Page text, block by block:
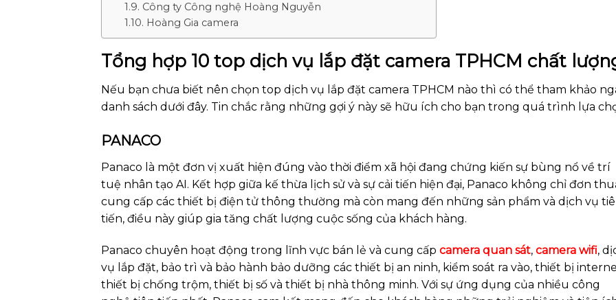
Công ty Công nghệ Hoàng Nguyễn
Hoàng Gia camera
Tổng hợp 10 top dịch vụ lắp đặt camera TPHCM chất
Nếu bạn chưa biết nên chọn top dịch vụ lắp đặt camera TPHCM nào thì có thể tham khảo
danh sách dưới đây. Tin chắc rằng những gợi ý này sẽ hữu ích cho bạn trong quá trình lựa
PANACO
Panaco là một đơn vị xuất hiện đúng vào thời điểm xã hội đang chứng kiến sự bùng nổ về trí
tuệ nhân tạo AI. Kết hợp giữa kế thừa lịch sử và sự cải tiến hiện đại, Panaco không chỉ đơn
cung cấp các thiết bị điện tử thông thường mà còn mang đến những sản phẩm và dịch vụ
tiến, điều này giúp gia tăng chất lượng cuộc sống của khách hàng.
Panaco chuyên hoạt động trong lĩnh vực bán lẻ và cung cấp camera quan sát, camera wifi,
vụ lắp đặt, bảo trì và bảo hành bảo dưỡng các thiết bị an ninh, kiểm soát ra vào, thiết bị
thiết bị chống trộm, thiết bị số và thiết bị nhà thông minh. Với sự ứng dụng của nhiều công